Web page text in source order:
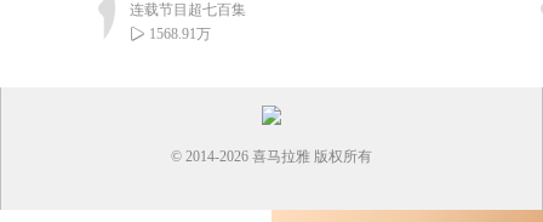
连载节目超七百集
1568.91万
© 2014-2026 喜马拉雅 版权所有